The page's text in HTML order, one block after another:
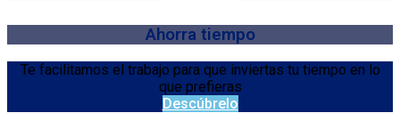
Ahorra tiempo
Te facilitamos el trabajo para que inviertas tu tiempo en lo
que prefieras
Descúbrelo